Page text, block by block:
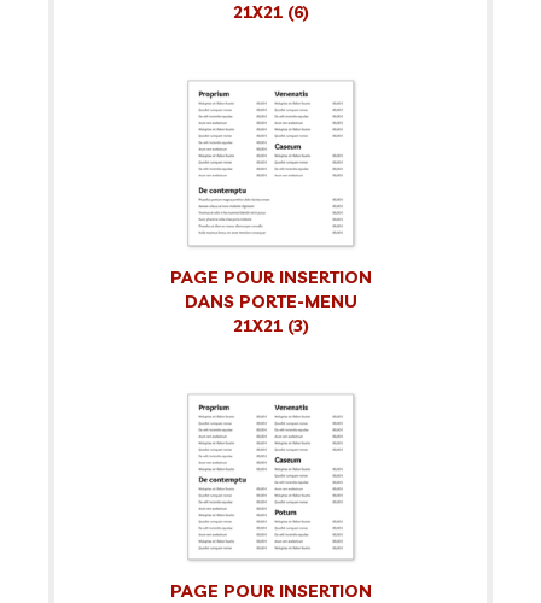
21X21 (6)
PAGE POUR INSERTION
DANS PORTE-MENU
21X21 (3)
PAGE POUR INSERTION